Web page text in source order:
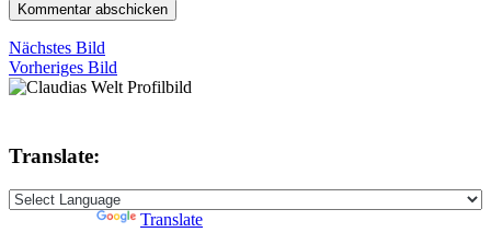
Nächstes Bild
Vorheriges Bild
Translate:
Translate